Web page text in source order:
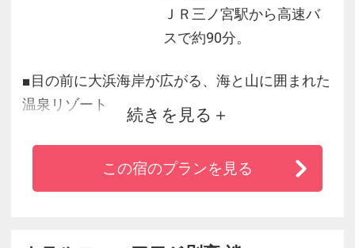
ＪＲ三ノ宮駅から高速バ
スで約90分。
■目の前に大浜海岸が広がる、海と山に囲まれた
温泉リゾート
■海水浴や淡路島散策に便利な好立地♪
■屋上のステラテラスからは大阪湾を一望できま
続きを見る
この宿のプランを見る